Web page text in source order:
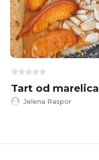
Tart od marelica
Jelena Raspor